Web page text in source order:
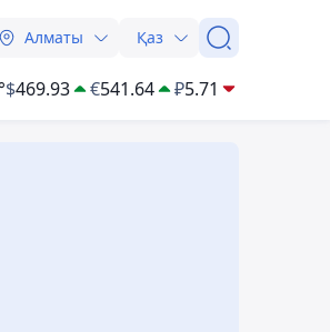
Алматы Қаз
$469.93 €541.64 ₽5.71